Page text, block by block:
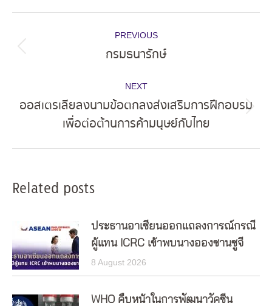
navigation
PREVIOUS
Previous
กรมธนารักษ์
NEXT
Next
post:
ออสเตรเลียลงนามข้อตกลงส่งเสริมการฝึกอบรม
เพื่อต่อต้านการค้ามนุษย์กับไทย
Related posts
ประธานอาเซียนออกแถลงการณ์กรณี
ผู้แทน ICRC เข้าพบนางอองซานซูจี
8 August 2026
WHO คืบหน้าในการพัฒนาวัคซีน